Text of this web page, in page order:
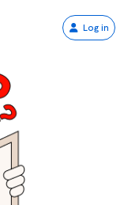
Log in